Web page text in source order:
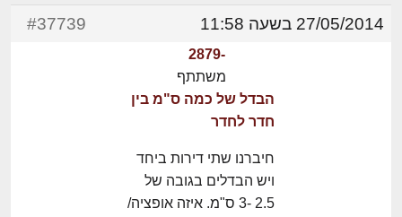
27/05/2014 בשעה 11:58 #37739
-2879
משתתף
הבדל של כמה ס"מ בין
חדר לחדר
חיברנו שתי דירות ביחד
ויש הבדלים בגובה של
2.5 -3 ס"מ. איזה אופציה/